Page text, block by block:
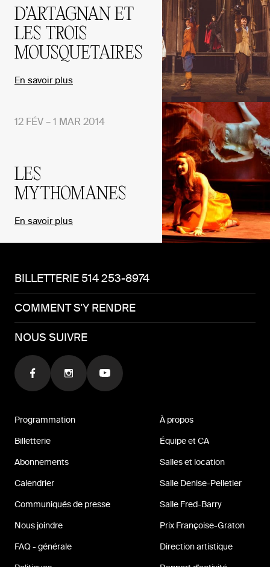
D’ARTAGNAN ET
LES TROIS
MOUSQUETAIRES
En savoir plus
LES
MYTHOMANES
12 FÉV – 1 MAR 2014
En savoir plus
BILLETTERIE 514 253-8974
COMMENT S'Y RENDRE
NOUS SUIVRE
Programmation
Billetterie
Abonnements
Calendrier
Communiqués de presse
Nous joindre
FAQ - générale
À propos
Équipe et CA
Salles et location
Salle Denise-Pelletier
Salle Fred-Barry
Prix Françoise-Graton
Direction artistique